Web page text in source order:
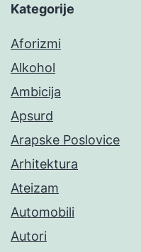
Kategorije
Aforizmi
Alkohol
Ambicija
Apsurd
Arapske Poslovice
Arhitektura
Ateizam
Automobili
Autori